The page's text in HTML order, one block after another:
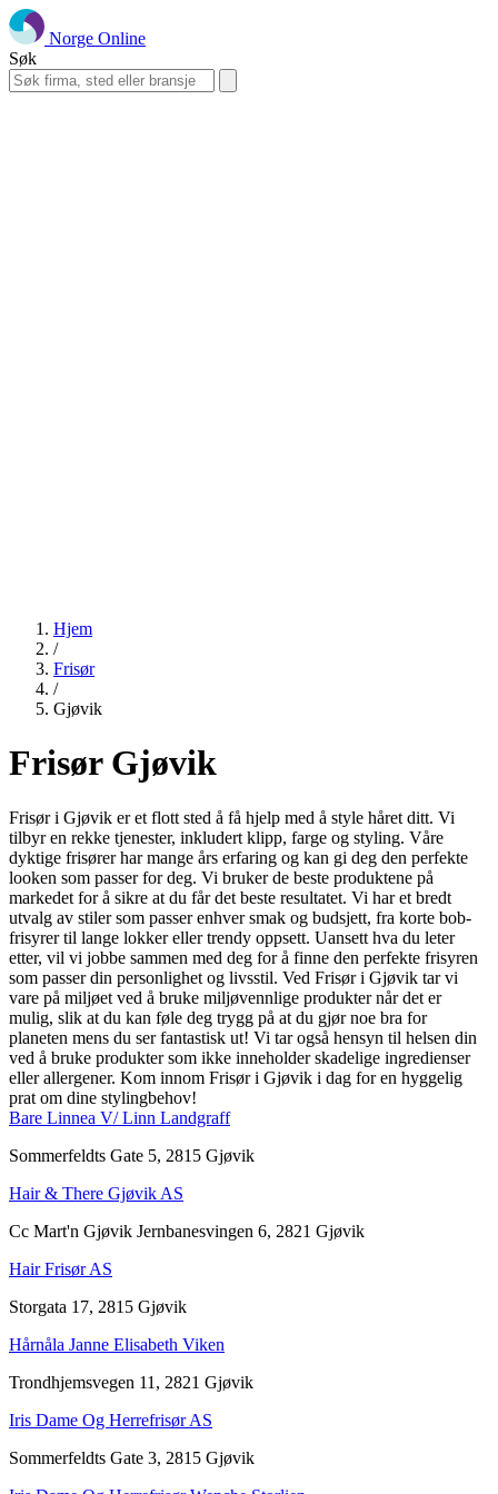
Norge Online
Søk
Hjem
/
Frisør
/
Gjøvik
Frisør Gjøvik
Frisør i Gjøvik er et flott sted å få hjelp med å style håret ditt. Vi
tilbyr en rekke tjenester, inkludert klipp, farge og styling. Våre
dyktige frisører har mange års erfaring og kan gi deg den perfekte
looken som passer for deg. Vi bruker de beste produktene på
markedet for å sikre at du får det beste resultatet. Vi har et bredt
utvalg av stiler som passer enhver smak og budsjett, fra korte bob-
frisyrer til lange lokker eller trendy oppsett. Uansett hva du leter
etter, vil vi jobbe sammen med deg for å finne den perfekte frisyren
som passer din personlighet og livsstil. Ved Frisør i Gjøvik tar vi
vare på miljøet ved å bruke miljøvennlige produkter når det er
mulig, slik at du kan føle deg trygg på at du gjør noe bra for
planeten mens du ser fantastisk ut! Vi tar også hensyn til helsen din
ved å bruke produkter som ikke inneholder skadelige ingredienser
eller allergener. Kom innom Frisør i Gjøvik i dag for en hyggelig
prat om dine stylingbehov!
Bare Linnea V/ Linn Landgraff
Sommerfeldts Gate 5, 2815 Gjøvik
Hair & There Gjøvik AS
Cc Mart'n Gjøvik Jernbanesvingen 6, 2821 Gjøvik
Hair Frisør AS
Storgata 17, 2815 Gjøvik
Hårnåla Janne Elisabeth Viken
Trondhjemsvegen 11, 2821 Gjøvik
Iris Dame Og Herrefrisør AS
Sommerfeldts Gate 3, 2815 Gjøvik